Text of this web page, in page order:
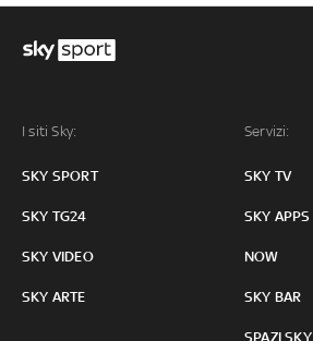
I siti Sky:
SKY SPORT
SKY TG24
SKY VIDEO
SKY ARTE
Servizi:
SKY TV
SKY APPS
NOW
SKY BAR
SPAZI SKY